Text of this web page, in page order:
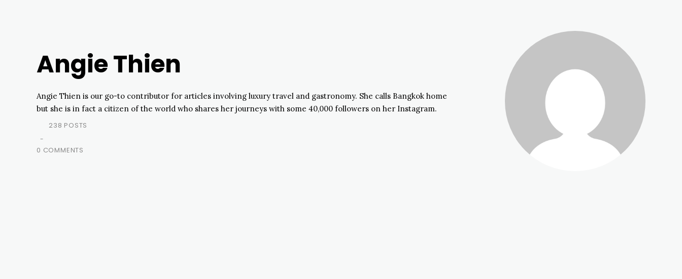
Angie Thien
Angie Thien is our go-to contributor for articles involving luxury travel and gastronomy. She calls Bangkok home
but she is in fact a citizen of the world who shares her journeys with some 40,000 followers on her Instagram.
238 POSTS
-
0 COMMENTS